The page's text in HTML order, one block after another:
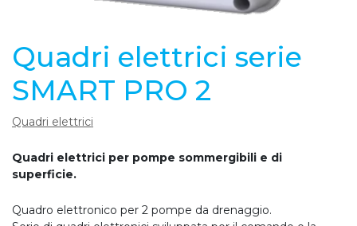
Quadri elettrici serie
SMART PRO 2
Quadri elettrici
Quadri elettrici per pompe sommergibili e di
superficie.
Quadro elettronico per 2 pompe da drenaggio.